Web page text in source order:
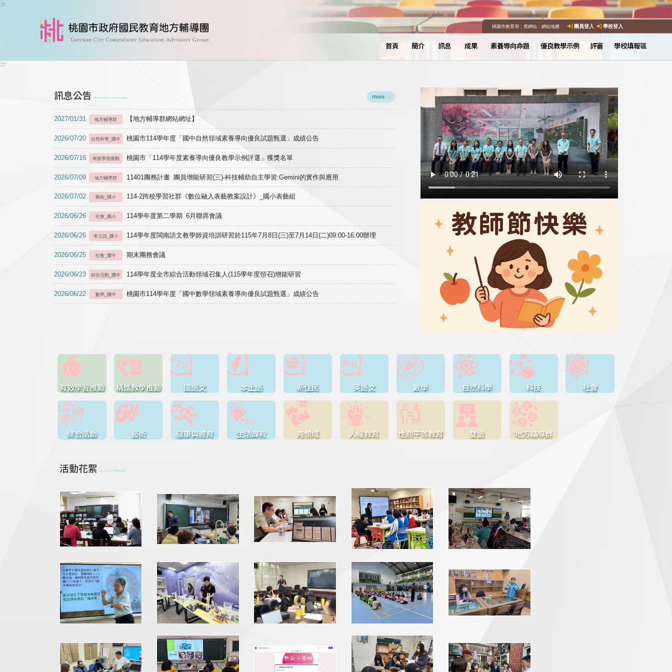
跳到主要內容
:::
桃園市教育局｜ 舊網站｜ 網站地圖 團員登入 學校登入
首頁 簡介 訊息 成果 素養導向命題 優良教學示例 評審 學校填報區
:::
訊息公告 Announcements more
2027/01/31 地方輔導群 【地方輔導群網站網址】
2026/07/20 自然科學_國中 桃園市114學年度「國中自然領域素養導向優良試題甄選」成績公告
2026/07/16 有效學習推動 桃園市「114學年度素養導向優良教學示例評選」獲獎名單
2026/07/09 地方輔導群 11401團務計畫 團員增能研習(三)-科技輔助自主學習:Gemini的實作與應用
2026/07/02 藝術_國小 114-2跨校學習社群《數位融入表藝教案設計》_國小表藝組
2026/06/26 社會_國小 114學年度第二學期 6月聯席會議
2026/06/26 本土語_國小 114學年度閩南語文教學師資培訓研習於115年7月8日(三)至7月14日(二)09:00-16:00辦理
2026/06/25 社會_國中 期末團務會議
2026/06/23 綜合活動_國中 114學年度全市綜合活動領域召集人(115學年度領召)增能研習
2026/06/22 數學_國中 桃園市114學年度「國中數學領域素養導向優良試題甄選」成績公告
有效學習推動 精進教學推動 國語文 本土語 新住民 英語文 數學 自然科學 科技 社會
綜合活動 藝術 健康與體育 生活課程 跨領域 人權教育 性別平等教育 雙語 地方輔導群
活動花絮 Event Photos